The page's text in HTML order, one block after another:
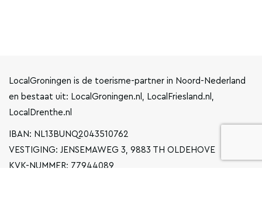
LocalGroningen is de toerisme-partner in Noord-Nederland
en bestaat uit: LocalGroningen.nl, LocalFriesland.nl,
LocalDrenthe.nl
IBAN: NL13BUNQ2043510762
VESTIGING: JENSEMAWEG 3, 9883 TH OLDEHOVE
KVK-NUMMER: 77944089